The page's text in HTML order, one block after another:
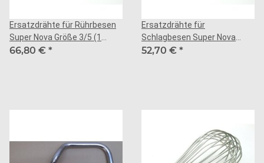
Ersatzdrähte für Rührbesen
Super Nova Größe 3/5 (1
Satz=6 Stk.)
66,80 € *
Ersatzdrähte für
Schlagbesen Super Nova
Größe 3 (1 Satz = 6 Stk.)
52,70 € *